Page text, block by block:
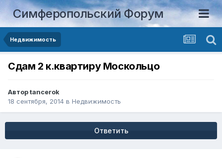
Симферопольский Форум
Недвижимость
Сдам 2 к.квартиру Москольцо
Авторtancerok
18 сентября, 2014 в Недвижимость
Ответить